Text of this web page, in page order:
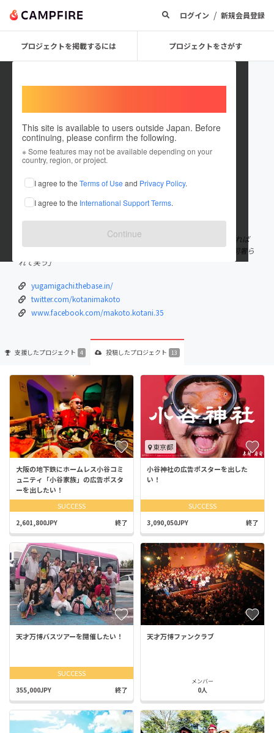
ログイン / 新規会員登録
プロジェクトを掲載するには プロジェクトをさがす
This site is available to users outside Japan. Before
continuing, please confirm the following.
※ Some features may not be available depending on your
country, region, or project.
I agree to the Terms of Use and Privacy Policy.
I agree to the International Support Terms.
Continue
kotani
これまでに4回支援して13件のプロジェクトを投稿しています
在住国：日本 現在地：東京都
出身国：日本 出身地：兵庫県
生き方「ホームレス」 職業「神社」 好きな食べ物「寿司」※高ければ
高い程最高 目標「だいたいで世界の人と家族になって全員から寿司奢ら
れて笑う」
yugamigachi.thebase.in/
twitter.com/kotanimakoto
www.facebook.com/makoto.kotani.35
支援したプロジェクト 4 投稿したプロジェクト 13
大阪の地下鉄にホームレス小谷コミ
ュニティ「小谷家族」の広告ポスタ
ーを出したい！
SUCCESS
2,601,800JPY 終了
東京都
小谷神社の広告ポスターを出した
い！
SUCCESS
3,090,050JPY 終了
天才万博バスツアーを開催したい！
SUCCESS
355,000JPY 終了
天才万博ファンクラブ
メンバー
0人